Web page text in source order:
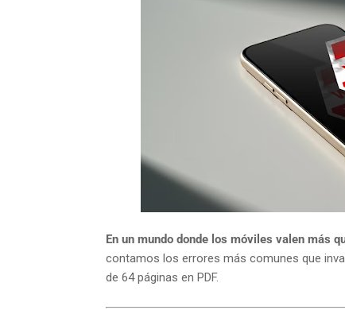
En un mundo donde los móviles valen más
contamos los errores más comunes que
de 64 páginas en PDF.